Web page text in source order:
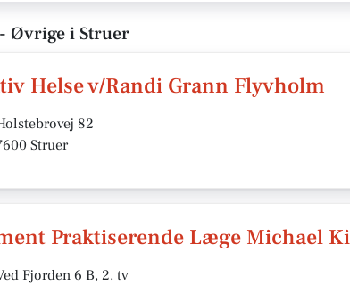
Øvrige i Struer
Helse v/Randi Grann Flyvholm
82
Struer
Praktiserende Læge Michael
Fjorden 6 B, 2. tv